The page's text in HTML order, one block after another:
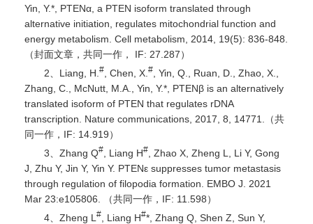
Yin, Y.*, PTENα, a PTEN isoform translated through
alternative initiation, regulates mitochondrial function and
energy metabolism. Cell metabolism, 2014, 19(5): 836-848.
（封面文章，共同一作， IF: 27.287）
2、Liang, H. #, Chen, X. #, Yin, Q., Ruan, D., Zhao, X.,
Zhang, C., McNutt, M.A., Yin, Y.*, PTENβ is an alternatively
translated isoform of PTEN that regulates rDNA
transcription. Nature communications, 2017, 8, 14771.（共
同一作，IF: 14.919）
3、Zhang Q#, Liang H#, Zhao X, Zheng L, Li Y, Gong
J, Zhu Y, Jin Y, Yin Y. PTENε suppresses tumor metastasis
through regulation of filopodia formation. EMBO J. 2021
Mar 23:e105806. （共同一作，IF: 11.598）
4、Zheng L #, Liang H#*, Zhang Q, Shen Z, Sun Y,